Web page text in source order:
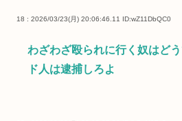
18 : 2026/03/23(月) 20:06:46.11 ID:wZ11DbQC0
わざわざ殴られに行く奴はど
ド人は逮捕しろよ